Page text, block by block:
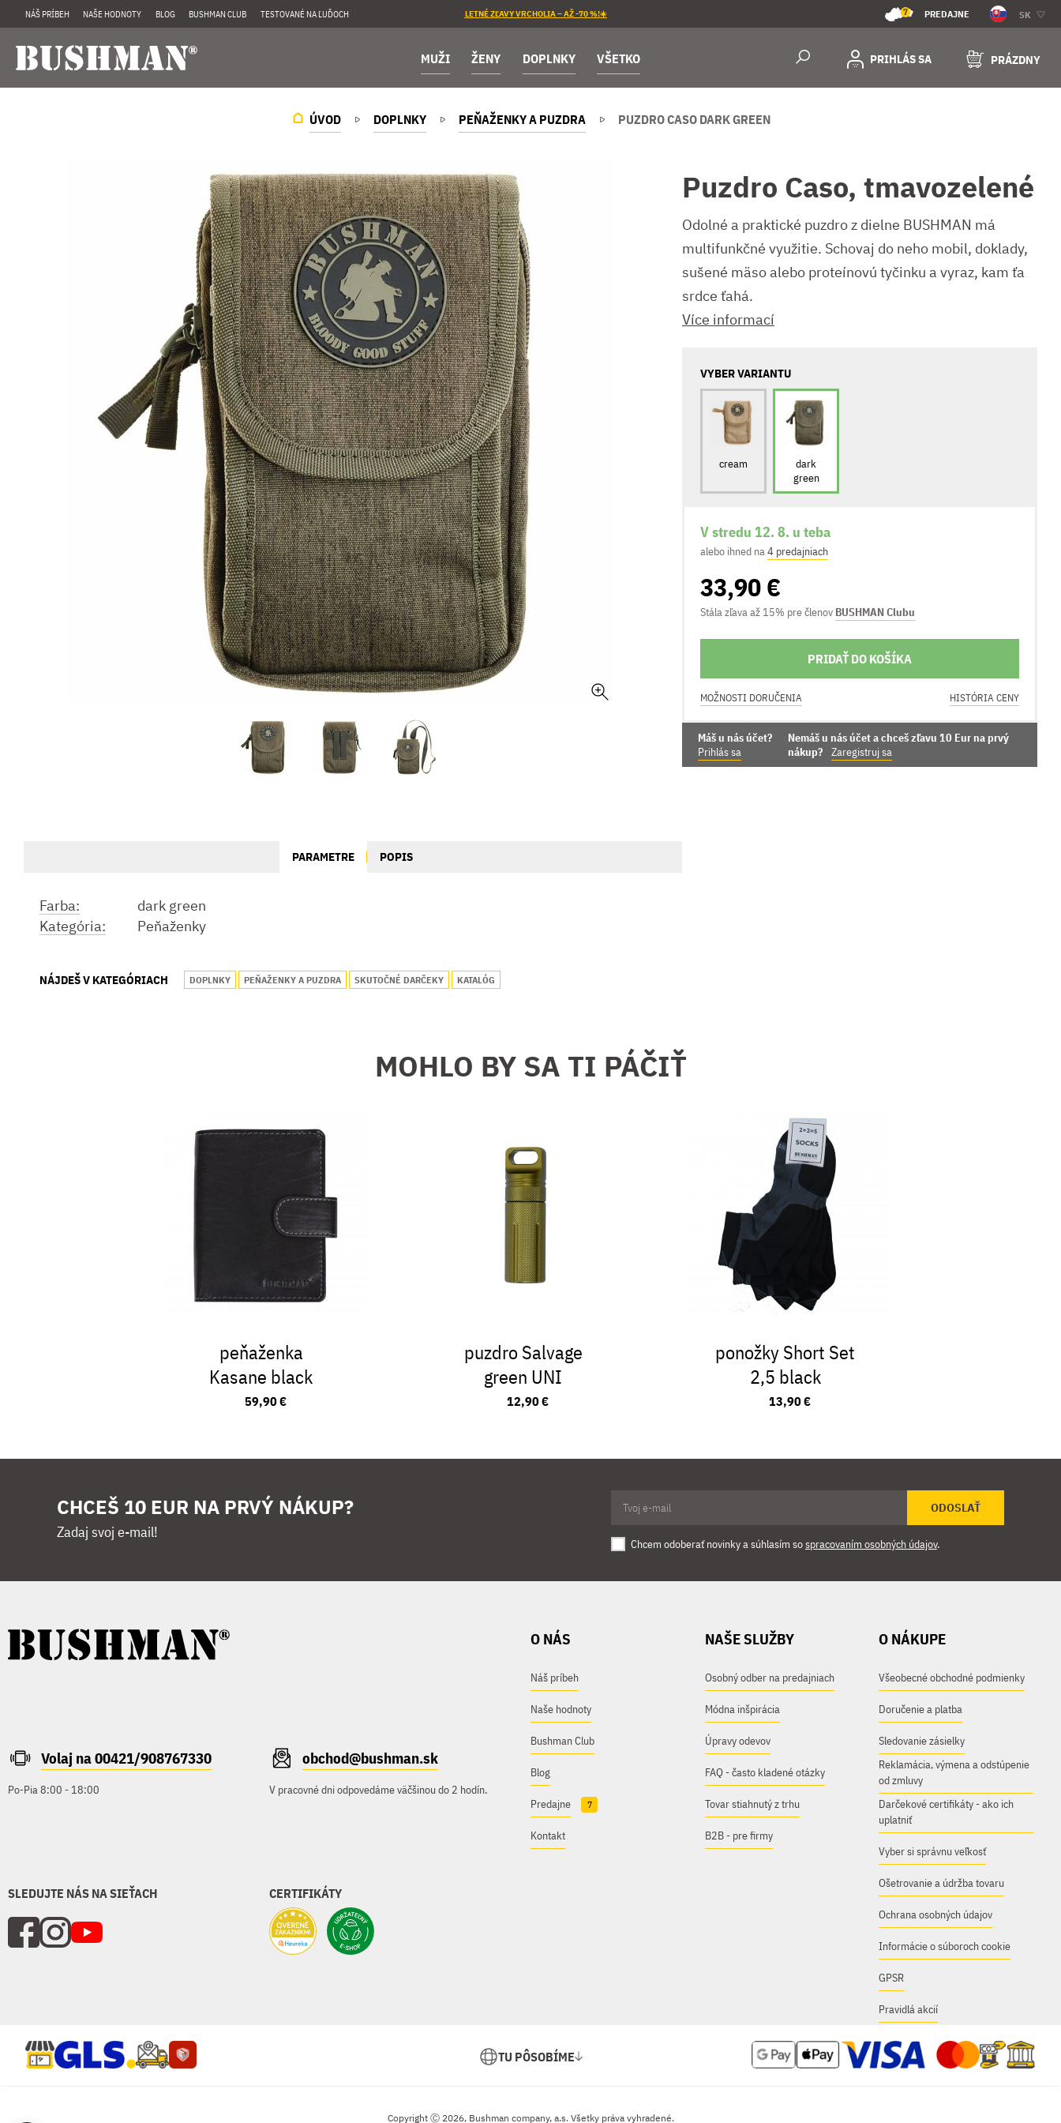
NÁŠ PRÍBEH NAŠE HODNOTY BLOG BUSHMAN CLUB TESTOVANÉ NA ĽUĎOCH LETNÉ ZĽAVY VRCHOLIA – AŽ -70 %!☀️ 7 PREDAJNE SK
MUŽI ŽENY DOPLNKY VŠETKO PRIHLÁS SA PRÁZDNY
ÚVOD DOPLNKY PEŇAŽENKY A PUZDRA PUZDRO CASO DARK GREEN
Puzdro Caso, tmavozelené
Odolné a praktické puzdro z dielne BUSHMAN má
multifunkčné využitie. Schovaj do neho mobil, doklady,
sušené mäso alebo proteínovú tyčinku a vyraz, kam ťa
srdce ťahá.
Více informací
VYBER VARIANTU
cream
dark
green
V stredu 12. 8. u teba
alebo ihned na4 predajniach
33,90 €
Stála zľava až 15% pre členov BUSHMAN Clubu
PRIDAŤ DO KOŠÍKA
MOŽNOSTI DORUČENIA HISTÓRIA CENY
Máš u nás účet?
Prihlás sa
Nemáš u nás účet a chceš zľavu 10 Eur na prvý
nákup?
Zaregistruj sa
PARAMETRE POPIS
Farba:
dark green
Kategória:
Peňaženky
NÁJDEŠ V KATEGÓRIACH DOPLNKY PEŇAŽENKY A PUZDRA SKUTOČNÉ DARČEKY KATALÓG
MOHLO BY SA TI PÁČIŤ
peňaženka
Kasane black
59,90 €
puzdro Salvage
green UNI
12,90 €
ponožky Short Set
2,5 black
13,90 €
CHCEŠ 10 EUR NA PRVÝ NÁKUP?
Zadaj svoj e-mail!
ODOSLAŤ
Chcem odoberať novinky a súhlasím sospracovaním osobných údajov.
Volaj na 00421/908767330
Po-Pia 8:00 - 18:00
obchod@bushman.sk
V pracovné dni odpovedáme väčšinou do 2 hodín.
SLEDUJTE NÁS NA SIEŤACH CERTIFIKÁTY
O NÁS
Náš príbeh
Naše hodnoty
Bushman Club
Blog
Predajne 7
Kontakt
NAŠE SLUŽBY
Osobný odber na predajniach
Módna inšpirácia
Úpravy odevov
FAQ - často kladené otázky
Tovar stiahnutý z trhu
B2B - pre firmy
O NÁKUPE
Všeobecné obchodné podmienky
Doručenie a platba
Sledovanie zásielky
Reklamácia, výmena a odstúpenie
od zmluvy
Darčekové certifikáty - ako ich
uplatniť
Vyber si správnu veľkosť
Ošetrovanie a údržba tovaru
Ochrana osobných údajov
Informácie o súboroch cookie
GPSR
Pravidlá akcií
TU PÔSOBÍME
Copyright Ⓒ 2026, Bushman company, a.s. Všetky práva vyhradené.